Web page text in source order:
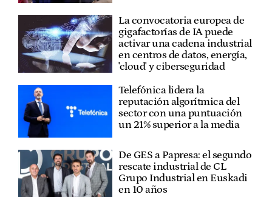
La convocatoria europea de
gigafactorías de IA puede
activar una cadena industrial
en centros de datos, energía,
'cloud' y ciberseguridad
Telefónica lidera la
reputación algorítmica del
sector con una puntuación
un 21% superior a la media
De GES a Papresa: el segundo
rescate industrial de CL
Grupo Industrial en Euskadi
en 10 años